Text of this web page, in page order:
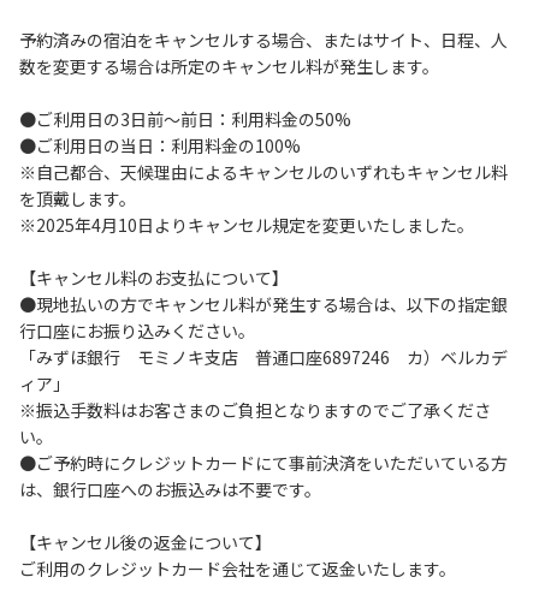
２.利用上のルールを遵守いただき、ご自身で事故防止に努め
てください。
４.場内を車で移動する場合は、徐行運転（5km/h以下）を
行ってください。
５.施設内は土足禁止です。
６.コテージ・ロッジ棟内は禁煙です。
７.ゴミは分別した上で、燃えるごみ以外は中身を洗い、チェ
８.不可抗力以外の事由により建造物、家具、備品、その他の
物品を損傷、紛失、汚染させた場合には、相当額を弁償して
いただくことがあります。
９.施設内（駐車場含む）での事故や盗難などにつきまして
は、一切の責任を負いかねます。
【コテージご利用上の注意事項ならびに禁止事項】
１.動物（ペット類）の同伴はご遠慮願います。
３.調度品などの持ち出しはしないでください。
４.ご訪問客とのコテージ内での面会はご遠慮願います。
予約済みの宿泊をキャンセルする場合、またはサイト、日程、人
数を変更する場合は所定のキャンセル料が発生します。
●ご利用日の3日前～前日：利用料金の50%
●ご利用日の当日：利用料金の100%
※自己都合、天候理由によるキャンセルのいずれもキャンセル料
を頂戴します。
※2025年4月10日よりキャンセル規定を変更いたしました。
【キャンセル料のお支払について】
●現地払いの方でキャンセル料が発生する場合は、以下の指定銀
行口座にお振り込みください。
「みずほ銀行 モミノキ支店 普通口座6897246 カ）ベルカデ
ィア」
※振込手数料はお客さまのご負担となりますのでご了承くださ
い。
●ご予約時にクレジットカードにて事前決済をいただいている方
は、銀行口座へのお振込みは不要です。
【キャンセル後の返金について】
ご利用のクレジットカード会社を通じて返金いたします。